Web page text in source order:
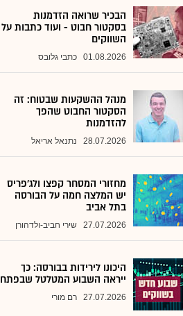
הבכיר שרואה הזדמנות
בסקטור חבוט - ועוד כתבות על
השווקים
01.08.2026 כתבי גלובס
מנהל ההשקעות שבטוח: זה
הסקטור החבוט שהפך
להזדמנות
28.07.2026 נתנאל אריאל
מחזורי המסחר קפצו ולג'פריס
יש המלצה חמה על הבורסה
בתל אביב
27.07.2026 שירי חביב-ולדהורן
היכונו לירידות בבורסה: כך
ייראה השבוע המטלטל שבפתח
27.07.2026 רם מורי